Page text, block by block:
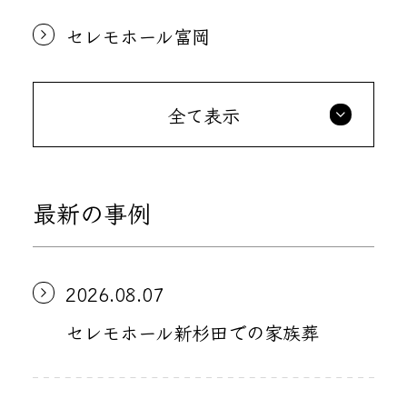
セレモホール富岡
全て表示
最新の事例
2026.08.07
セレモホール新杉田での家族葬